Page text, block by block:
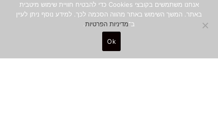
ניוזלטר
הצטרפו לקהילה היצירתית והמקצועית, ותפגשו
תוכן איכותי ומסקרן מהכותבים המובילים, עד
אליכם לאינבוקס
אנחנו משתמשים בקובצי Cookies כדי להבטיח חוויית שימוש מיטבית
באתר. המשך השימוש באתר מהווה הסכמה לכך. למידע נוסף ניתן לעיין
ב־מדיניות הפרטיות
Ok